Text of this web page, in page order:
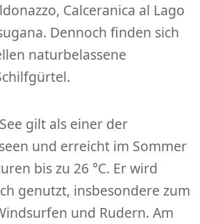
Calceranica al Lago
Dennoch finden sich
naturbelassene
gilt als einer der
und erreicht im Sommer
bis zu 26 °C. Er wird
genutzt, insbesondere zum
und Rudern. Am